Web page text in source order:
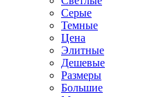
Серые
Темные
Цена
Элитные
Дешевые
Размеры
Большие